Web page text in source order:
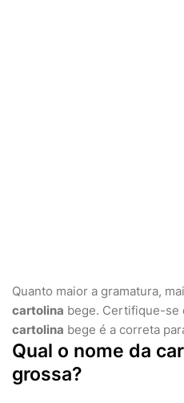
Quanto maior a gramatura,
cartolina bege. Certifique-se
cartolina bege é a correta
Qual o nome da
grossa?